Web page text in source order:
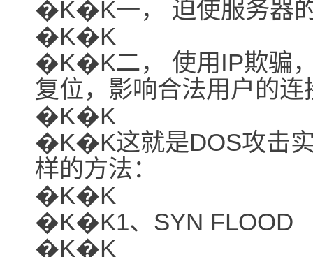
�K�K一， 迫使服务器
�K�K
�K�K二， 使用IP欺骗
复位，影响合法用户的连
�K�K
�K�K这就是DOS攻击
样的方法：
�K�K
�K�K1、SYN FLOOD
�K�K